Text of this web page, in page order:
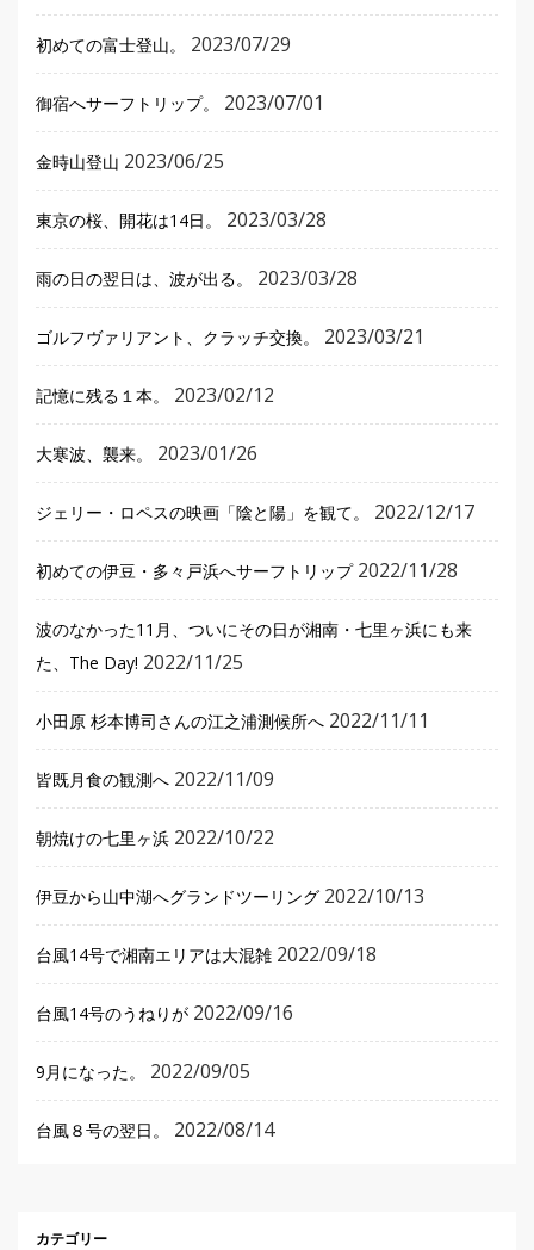
初めての富士登山。 2023/07/29
御宿へサーフトリップ。 2023/07/01
金時山登山 2023/06/25
東京の桜、開花は14日。 2023/03/28
雨の日の翌日は、波が出る。 2023/03/28
ゴルフヴァリアント、クラッチ交換。 2023/03/21
記憶に残る１本。 2023/02/12
大寒波、襲来。 2023/01/26
ジェリー・ロペスの映画「陰と陽」を観て。 2022/12/17
初めての伊豆・多々戸浜へサーフトリップ 2022/11/28
波のなかった11月、ついにその日が湘南・七里ヶ浜にも来
た、The Day! 2022/11/25
小田原 杉本博司さんの江之浦測候所へ 2022/11/11
皆既月食の観測へ 2022/11/09
朝焼けの七里ヶ浜 2022/10/22
伊豆から山中湖へグランドツーリング 2022/10/13
台風14号で湘南エリアは大混雑 2022/09/18
台風14号のうねりが 2022/09/16
9月になった。 2022/09/05
台風８号の翌日。 2022/08/14
カテゴリー